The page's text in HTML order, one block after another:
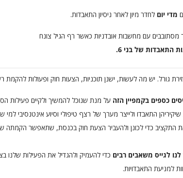
מדי יום לחדר מיון לאחר ניסיון התאבדות.
התאבדות של בני 6.
גורל. יש מה לעשות, ישנן תוכניות, הצעות חוק ופעולות להקמת
כספים בקמפיין הזה על מנת שנוכל להמשיך ולקיים פעילות
התאבדו ולייצר מערך של רצף טיפולי וסיוע אינטנסיבי למי
התקציב כדי לכונן ולהעביר הצעת חוק בכנסת, שתאפשר הקמתה
לגייס משאבים רבים כדי להעמיק ולהגדיל את הפעילות שלנו
למניעת התאבדויות.